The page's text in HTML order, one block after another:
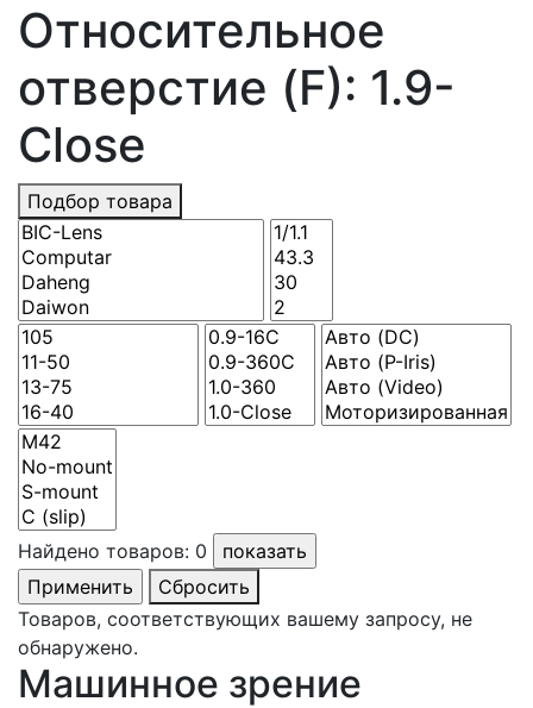
Относительное
отверстие (F): 1.9-
Close
Подбор товара
Найдено товаров: 0
Сбросить
Товаров, соответствующих вашему запросу, не
обнаружено.
Машинное зрение